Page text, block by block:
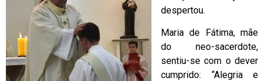
despertou.
Maria de Fátima, mãe
do neo-sacerdote,
sentiu-se com o dever
cumprido: “Alegria e